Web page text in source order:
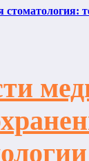
стоматология: